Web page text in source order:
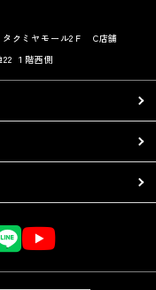
クミヤモール2Ｆ C店舗
１階西側